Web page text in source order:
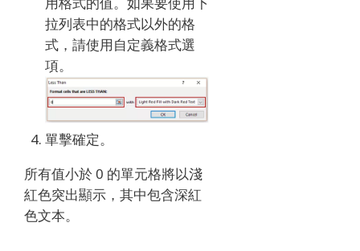
拉列表中的格式以外的格
式，請使用自定義格式選
項。
單擊確定。
所有值小於 0 的單元格將以淺
紅色突出顯示，其中包含深紅
色文本。